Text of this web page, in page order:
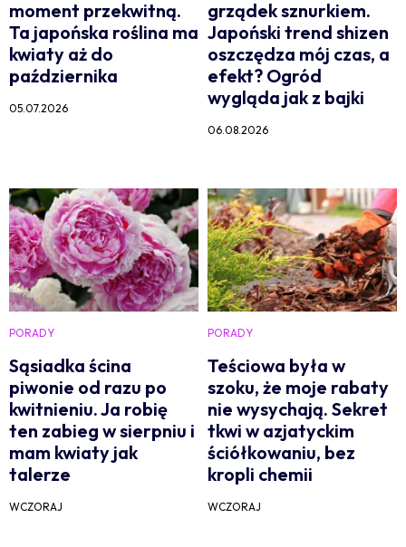
moment przekwitną.
Ta japońska roślina ma
kwiaty aż do
października
05.07.2026
grządek sznurkiem.
Japoński trend shizen
oszczędza mój czas, a
efekt? Ogród
wygląda jak z bajki
06.08.2026
PORADY
Sąsiadka ścina
piwonie od razu po
kwitnieniu. Ja robię
ten zabieg w sierpniu i
mam kwiaty jak
talerze
WCZORAJ
PORADY
Teściowa była w
szoku, że moje rabaty
nie wysychają. Sekret
tkwi w azjatyckim
ściółkowaniu, bez
kropli chemii
WCZORAJ